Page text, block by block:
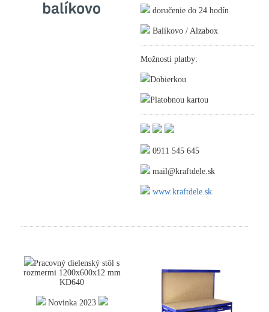
doručenie do 24 hodín
Balíkovo / Alzabox
Možnosti platby:
Dobierkou
Platobnou kartou
0911 545 645
mail@kraftdele.sk
www.kraftdele.sk
Pracovný dielenský stôl s
rozmermi 1200x600x12 mm
KD640
Novinka 2023